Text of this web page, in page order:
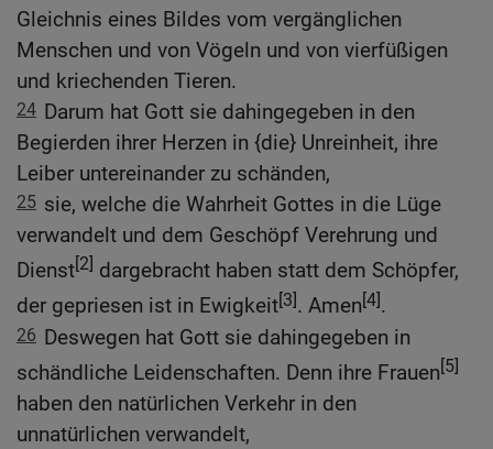
Gleichnis eines Bildes vom vergänglichen
Menschen und von Vögeln und von vierfüßigen
und kriechenden Tieren.
24 Darum hat Gott sie dahingegeben in den
Begierden ihrer Herzen in {die} Unreinheit, ihre
Leiber untereinander zu schänden,
25 sie, welche die Wahrheit Gottes in die Lüge
verwandelt und dem Geschöpf Verehrung und
Dienst[2] dargebracht haben statt dem Schöpfer,
der gepriesen ist in Ewigkeit[3]. Amen[4].
26 Deswegen hat Gott sie dahingegeben in
schändliche Leidenschaften. Denn ihre Frauen[5]
haben den natürlichen Verkehr in den
unnatürlichen verwandelt,